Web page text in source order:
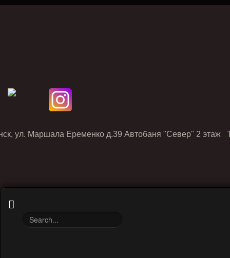
ул. Маршала Еременко д.39 Автобаня "Север" 2 этаж